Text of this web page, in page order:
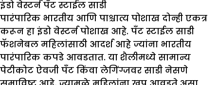
इंडो वेस्टर्न पँट स्टाईल साडी
पारंपारिक भारतीय आणि पाश्चात्य पोशाख दोन्ही एकत्र
करून हा इंडो वेस्टर्न पोशाख आहे. पँट स्टाईल साडी
फॅशनेबल महिलांसाठी आदर्श आहे ज्यांना भारतीय
पारंपारिक कपडे आवडतात. या शैलीमध्ये सामान्य
पेटीकोट ऐवजी पँट किंवा लेगिंग्जवर साडी नेसणे